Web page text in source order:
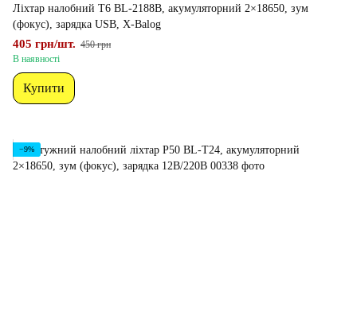
Ліхтар налобний T6 BL-2188B, акумуляторний 2×18650, зум
(фокус), зарядка USB, X-Balog
405 грн/шт. 450 грн
В наявності
Купити
−9%